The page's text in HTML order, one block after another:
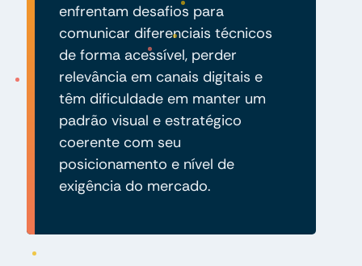
enfrentam desafios para
comunicar diferenciais técnicos
de forma acessível, perder
relevância em canais digitais e
têm dificuldade em manter um
padrão visual e estratégico
coerente com seu
posicionamento e nível de
exigência do mercado.